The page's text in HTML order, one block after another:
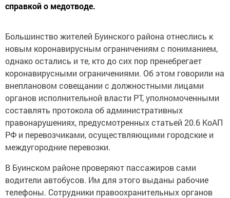
справкой о медотводе.
Большинство жителей Буинского района отнеслись к
новым коронавирусным ограничениям с пониманием,
однако остались и те, кто до сих пор пренебрегает
коронавирусными ограничениями. Об этом говорили на
внеплановом совещании с должностными лицами
органов исполнительной власти РТ, уполномоченными
составлять протокола об административных
правонарушениях, предусмотренных статьей 20.6 КоАП
РФ и перевозчиками, осуществляющими городские и
междугородние перевозки.
В Буинском районе проверяют пассажиров сами
водители автобусов. Им для этого выданы рабочие
телефоны. Сотрудники правоохранительных органов